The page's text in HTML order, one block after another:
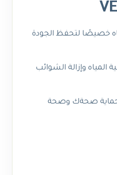
المياه وإزالة الشوائب
صحةك وصحة